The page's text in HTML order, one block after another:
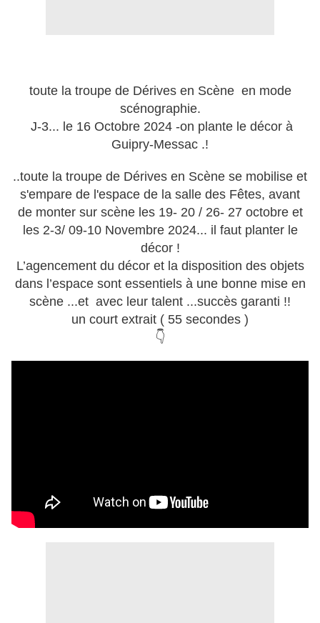
toute la troupe de Dérives en Scène en mode
scénographie.
J-3... le 16 Octobre 2024 -on plante le décor à
Guipry-Messac .!
..toute la troupe de Dérives en Scène se mobilise et
s'empare de l'espace de la salle des Fêtes, avant
de monter sur scène les 19- 20 / 26- 27 octobre et
les 2-3/ 09-10 Novembre 2024... il faut planter le
décor !
L’agencement du décor et la disposition des objets
dans l’espace sont essentiels à une bonne mise en
scène ...et avec leur talent ...succès garanti !!
un court extrait ( 55 secondes )
👇